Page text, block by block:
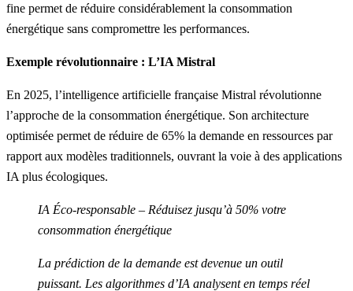
fine permet de réduire considérablement la consommation
énergétique sans compromettre les performances.
Exemple révolutionnaire : L’IA Mistral
En 2025, l’intelligence artificielle française Mistral révolutionne
l’approche de la consommation énergétique. Son architecture
optimisée permet de réduire de 65% la demande en ressources par
rapport aux modèles traditionnels, ouvrant la voie à des applications
IA plus écologiques.
IA Éco-responsable – Réduisez jusqu’à 50% votre
consommation énergétique
La prédiction de la demande est devenue un outil
puissant. Les algorithmes d’IA analysent en temps réel